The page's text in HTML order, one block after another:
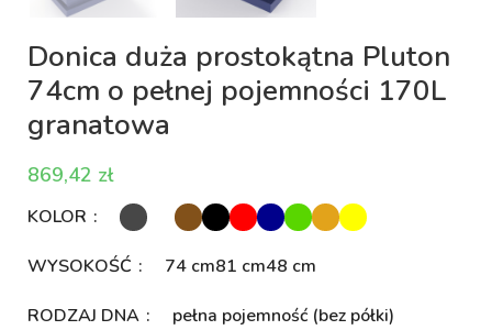
Donica duża prostokątna Pluton
74cm o pełnej pojemności 170L
granatowa
zł
KOLOR
WYSOKOŚĆ 74 cm81 cm48 cm
RODZAJ DNA pełna pojemność (bez półki)